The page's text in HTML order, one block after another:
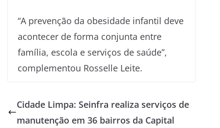
“A prevenção da obesidade infantil deve
acontecer de forma conjunta entre
família, escola e serviços de saúde”,
complementou Rosselle Leite.
Cidade Limpa: Seinfra realiza serviços de
manutenção em 36 bairros da Capital